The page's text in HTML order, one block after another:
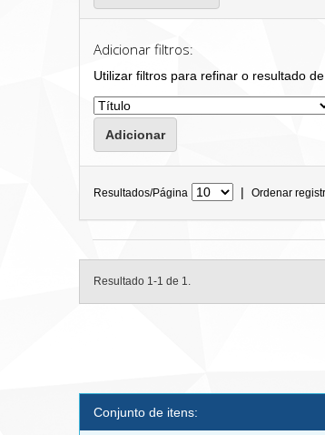
Adicionar filtros:
Utilizar filtros para refinar o resultado de
Resultados/Página | Ordenar
Resultado 1-1 de 1.
Conjunto de itens: